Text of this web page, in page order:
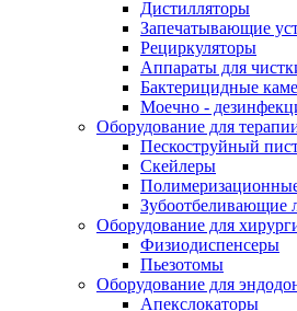
Дистилляторы
Запечатывающие
Рециркуляторы
Аппараты для
Бактерицидные
Моечно -
Оборудование для
Пескоструйный
Скейлеры
Зубоотбеливающие
Оборудование для
Физиодиспенсеры
Пьезотомы
Оборудование для
Апекслокаторы